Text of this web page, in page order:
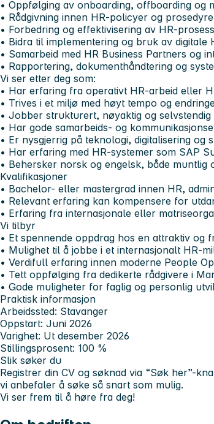
• Oppfølging av onboarding, offboarding og
• Rådgivning innen HR-policyer og
• Forbedring og effektivisering av HR-
• Bidra til implementering og bruk av
• Samarbeid med HR Business Partners og
• Rapportering, dokumenthåndtering og
Vi ser etter deg som:
• Har erfaring fra operativt HR-arbeid eller
• Trives i et miljø med høyt tempo og
• Jobber strukturert, nøyaktig og selvstendig
• Har gode samarbeids- og
• Er nysgjerrig på teknologi, digitalisering og
• Har erfaring med HR-systemer som SAP
• Behersker norsk og engelsk, både muntlig
Kvalifikasjoner
• Bachelor- eller mastergrad innen HR,
• Relevant erfaring kan kompensere for
• Erfaring fra internasjonale eller
Vi tilbyr
• Et spennende oppdrag hos en attraktiv og
• Mulighet til å jobbe i et internasjonalt HR-
• Verdifull erfaring innen moderne People
• Tett oppfølging fra dedikerte rådgivere i
• Gode muligheter for faglig og personlig
Praktisk informasjon
Arbeidssted: Stavanger
Oppstart: Juni 2026
Varighet: Ut desember 2026
Stillingsprosent: 100 %
Slik søker du
Registrer din CV og søknad via “Søk her”-
vi anbefaler å søke så snart som mulig.
Vi ser frem til å høre fra deg!